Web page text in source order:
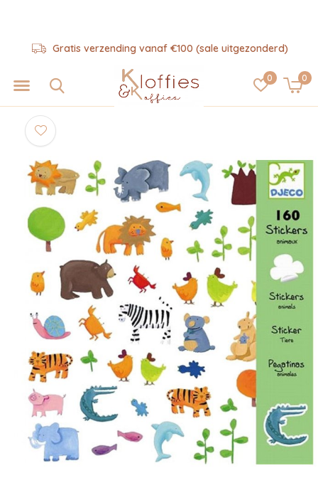
0 0
Gratis verzending vanaf €100 (sale uitgezonderd)